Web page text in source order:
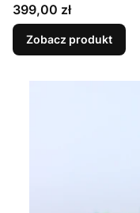
Cena
399,00 zł
Zobacz produkt